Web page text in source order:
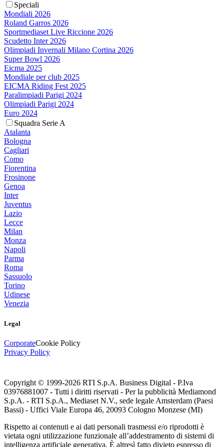
Speciali
Mondiali 2026
Roland Garros 2026
Sportmediaset Live Riccione 2026
Scudetto Inter 2026
Olimpiadi Invernali Milano Cortina 2026
Super Bowl 2026
Eicma 2025
Mondiale per club 2025
EICMA Riding Fest 2025
Paralimpiadi Parigi 2024
Olimpiadi Parigi 2024
Euro 2024
Squadra Serie A
Atalanta
Bologna
Cagliari
Como
Fiorentina
Frosinone
Genoa
Inter
Juventus
Lazio
Lecce
Milan
Monza
Napoli
Parma
Roma
Sassuolo
Torino
Udinese
Venezia
Legal
CorporateCookie Policy
Privacy Policy
Copyright © 1999-2026 RTI S.p.A. Business Digital - P.Iva
03976881007 - Tutti i diritti riservati - Per la pubblicità Mediamond
S.p.A. - RTI S.p.A., Mediaset N.V., sede legale Amsterdam (Paesi
Bassi) - Uffici Viale Europa 46, 20093 Cologno Monzese (MI)
Rispetto ai contenuti e ai dati personali trasmessi e/o riprodotti è
vietata ogni utilizzazione funzionale all’addestramento di sistemi di
intelligenza artificiale generativa. È altresì fatto divieto espresso di